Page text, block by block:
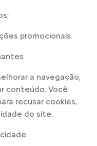
promocionais.
a navegação,
conteúdo. Você
recusar cookies,
do site.